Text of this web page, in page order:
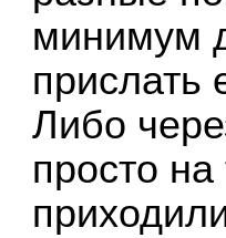
минимум
прислать
Либо
просто на